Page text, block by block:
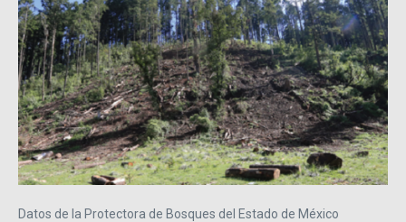
Datos de la Protectora de Bosques del Estado de México